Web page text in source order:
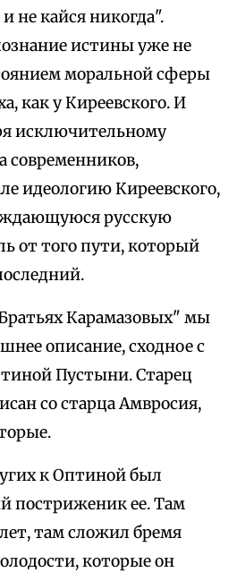
не кайся никогда".
истины уже не
моральной сферы
как у Киреевского. И
исключительному
современников,
идеологию Киреевского,
русскую
от того пути, который
Карамазовых" мы
описание, сходное с
Пустыни. Старец
со старца Амвросия,
к Оптиной был
постриженик ее. Там
там сложил бремя
которые он